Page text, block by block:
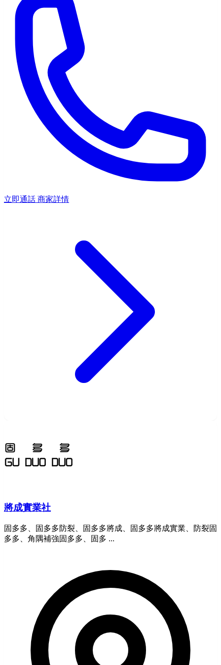
立即通話 商家詳情
將成實業社
固多多、固多多防裂、固多多將成、固多多將成實業、防裂固
多多、角隅補強固多多、固多 ...